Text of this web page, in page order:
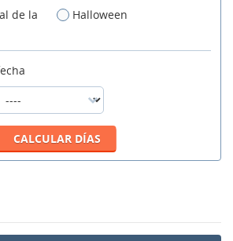
de la
Halloween